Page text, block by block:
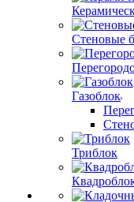
Стеновые
Газоблок
Триблок